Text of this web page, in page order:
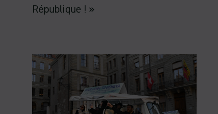
République ! »